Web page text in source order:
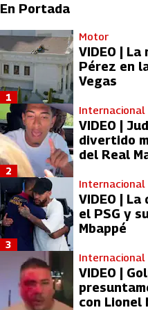
En Portada
Motor
VIDEO |
Pérez en
Vegas
1
Internacional
VIDEO |
divertido
del Real
2
Internacional
VIDEO |
el PSG y
Mbappé
3
Internacional
VIDEO |
con Lionel